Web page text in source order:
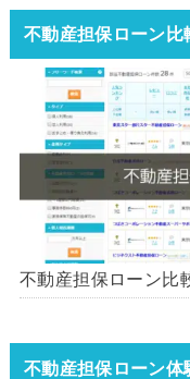
不動産担保ローン比
不動産担保ローン比
不動産担保ローン体